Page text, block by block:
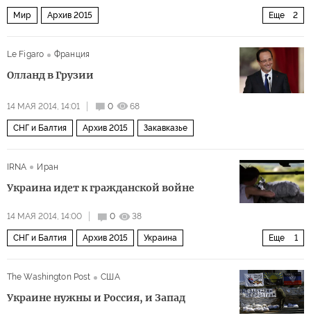
Еще 2
Мир Архив 2015
Le Figaro
Франция
Олланд в Грузии
14 МАЯ 2014, 14:01 0 68
СНГ и Балтия Архив 2015 Закавказье
IRNA Иран
Украина идет к гражданской войне
14 МАЯ 2014, 14:00 0 38
Еще 1
СНГ и Балтия Архив 2015 Украина
The Washington Post
США
Украине нужны и Россия, и Запад